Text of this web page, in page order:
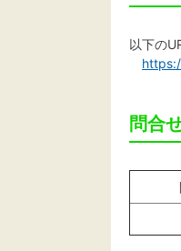
以下の
問合